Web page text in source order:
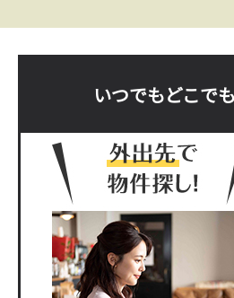
いつでもどこで